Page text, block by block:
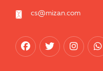
cs@mizan.com